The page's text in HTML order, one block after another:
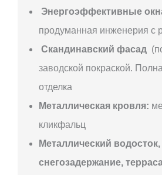
Энергоэффективные
продуманная инженерия с
Скандинавский фасад
заводской покраской.
отделка
Металлическая кровля:
кликфальц
Металлический водосток,
снегозадержание,